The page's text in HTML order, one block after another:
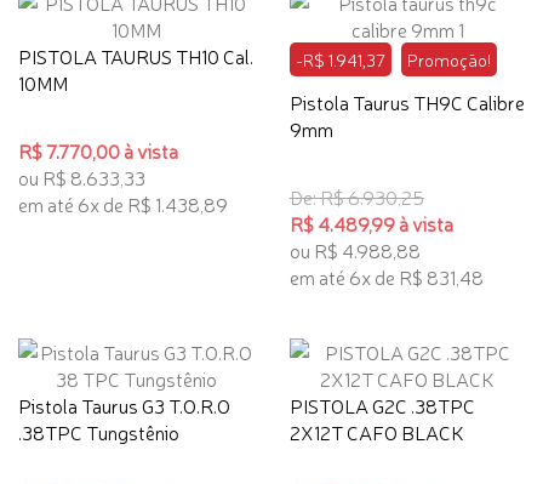
PISTOLA TAURUS TH10 Cal.
10MM
R$ 7.770,00 à vista
ou R$ 8.633,33
em até 6x de R$ 1.438,89
-R$ 1.941,37 Promoção!
Pistola Taurus TH9C Calibre
9mm
De: R$ 6.930,25
R$ 4.489,99 à vista
ou R$ 4.988,88
em até 6x de R$ 831,48
Pistola Taurus G3 T.O.R.O
.38TPC Tungstênio
PISTOLA G2C .38TPC
2X12T CAFO BLACK